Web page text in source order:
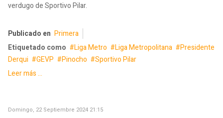
verdugo de Sportivo Pilar.
Publicado en Primera
Etiquetado como
Liga Metro Liga Metropolitana
Presidente
Derqui
GEVP Pinocho
Sportivo Pilar
Leer más ...
Domingo, 22 Septiembre 2024 21:15